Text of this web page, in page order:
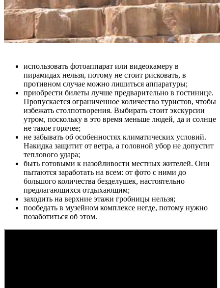
использовать фотоаппарат или видеокамеру в
пирамидах нельзя, потому не стоит рисковать, в
противном случае можно лишиться аппаратуры;
приобрести билеты лучше предварительно в гостинице.
Пропускается ограниченное количество туристов, чтобы
избежать столпотворения. Выбирать стоит экскурсии
утром, поскольку в это время меньше людей, да и солнце
не такое горячее;
не забывать об особенностях климатических условий.
Накидка защитит от ветра, а головной убор не допустит
теплового удара;
быть готовыми к назойливости местных жителей. Они
пытаются заработать на всем: от фото с ними до
большого количества безделушек, настоятельно
предлагающихся отдыхающим;
заходить на верхние этажи гробницы нельзя;
пообедать в музейном комплексе негде, потому нужно
позаботиться об этом.